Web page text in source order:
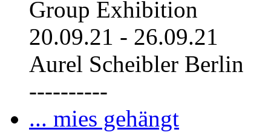
Group Exhibition
20.09.21 - 26.09.21
Aurel Scheibler Berlin
----------
... mies gehängt